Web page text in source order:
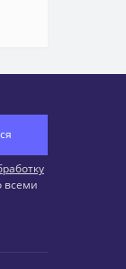
всеми